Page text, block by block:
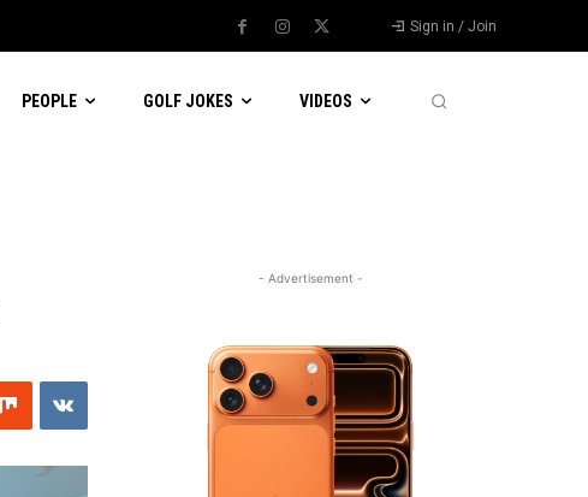
Sign in / Join
PEOPLE GOLF JOKES VIDEOS
- Advertisement -